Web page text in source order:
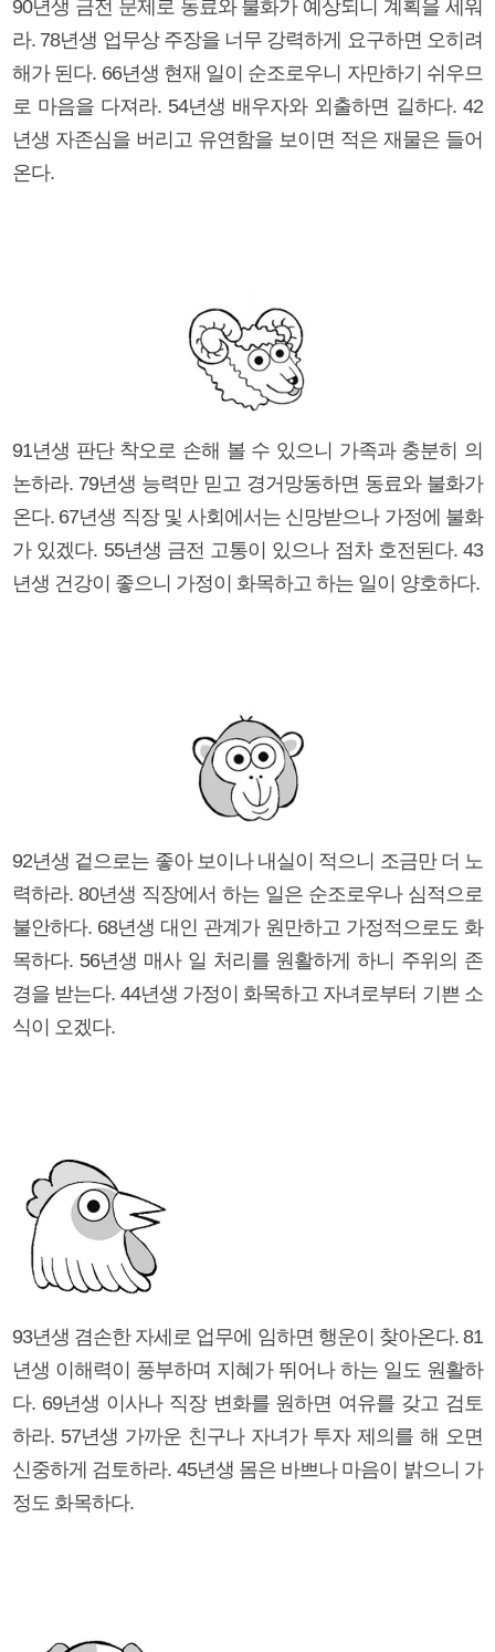
90년생 금전 문제로 동료와 불화가 예상되니 계획을 세워
라. 78년생 업무상 주장을 너무 강력하게 요구하면 오히려
해가 된다. 66년생 현재 일이 순조로우니 자만하기 쉬우므
로 마음을 다져라. 54년생 배우자와 외출하면 길하다. 42
년생 자존심을 버리고 유연함을 보이면 적은 재물은 들어
온다.
91년생 판단 착오로 손해 볼 수 있으니 가족과 충분히 의
논하라. 79년생 능력만 믿고 경거망동하면 동료와 불화가
온다. 67년생 직장 및 사회에서는 신망받으나 가정에 불화
가 있겠다. 55년생 금전 고통이 있으나 점차 호전된다. 43
년생 건강이 좋으니 가정이 화목하고 하는 일이 양호하다.
92년생 겉으로는 좋아 보이나 내실이 적으니 조금만 더 노
력하라. 80년생 직장에서 하는 일은 순조로우나 심적으로
불안하다. 68년생 대인 관계가 원만하고 가정적으로도 화
목하다. 56년생 매사 일 처리를 원활하게 하니 주위의 존
경을 받는다. 44년생 가정이 화목하고 자녀로부터 기쁜 소
식이 오겠다.
93년생 겸손한 자세로 업무에 임하면 행운이 찾아온다. 81
년생 이해력이 풍부하며 지혜가 뛰어나 하는 일도 원활하
다. 69년생 이사나 직장 변화를 원하면 여유를 갖고 검토
하라. 57년생 가까운 친구나 자녀가 투자 제의를 해 오면
신중하게 검토하라. 45년생 몸은 바쁘나 마음이 밝으니 가
정도 화목하다.